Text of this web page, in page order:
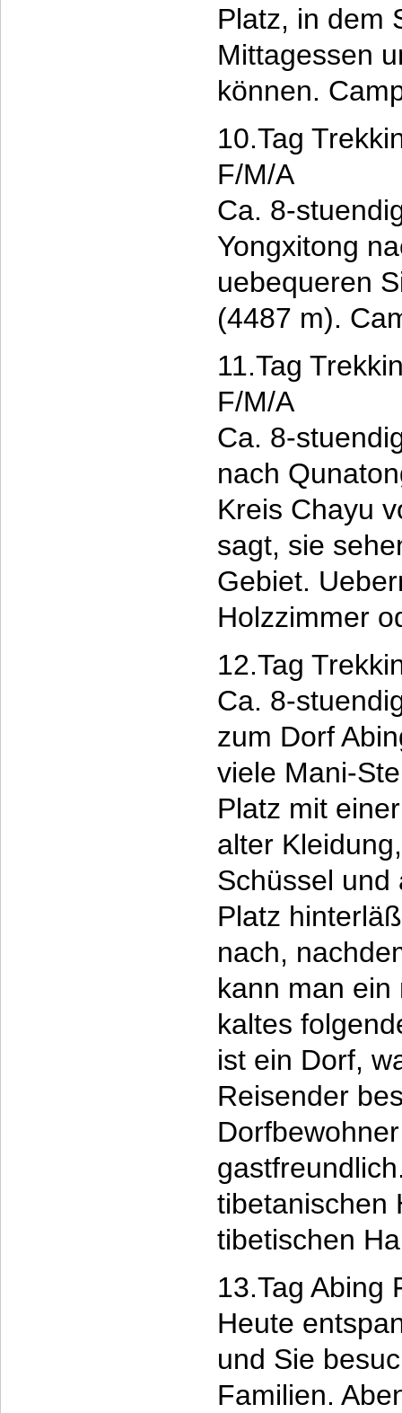
Platz, in dem
Mittagessen
können.
10.Tag
F/M/A
Ca. 8-
Yongxitong
uebequeren
(4487 m).
11.Tag
F/M/A
Ca. 8-
nach
Kreis Chayu
sagt, sie
Gebiet.
Holzzimmer
12.Tag
Ca. 8-
zum Dorf
viele Mani-
Platz mit
alter
Schüssel und
Platz
nach,
kann man
kaltes
ist ein Dorf,
Reisender
tibetanischen
tibetischen
13.Tag Abing
Heute
und Sie
Familien.